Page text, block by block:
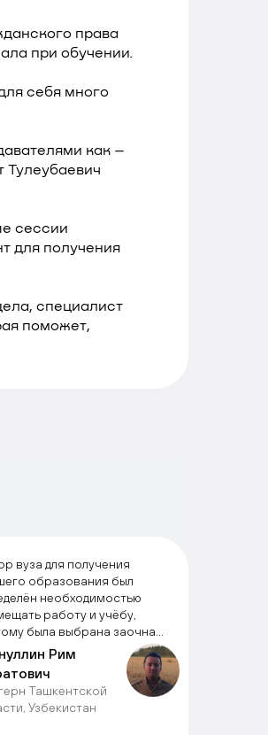
права
при обучении.
себя много
как –
сессии
для получения
специалист
поможет,
вуза для получения
образования был
необходимостью
работу и учёбу,
была выбрана заочная
обучения с
дистанционных
технологий. В
мониторинга СМИ и
в сети Интернет
Рим
Ташкентской
Узбекистан